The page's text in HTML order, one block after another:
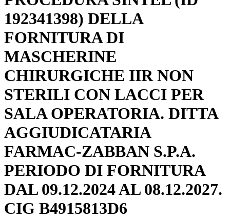
192341398) DELLA
FORNITURA DI
MASCHERINE
CHIRURGICHE IIR NON
STERILI CON LACCI PER
SALA OPERATORIA. DITTA
AGGIUDICATARIA
FARMAC-ZABBAN S.P.A.
PERIODO DI FORNITURA
DAL 09.12.2024 AL 08.12.2027.
CIG B4915813D6